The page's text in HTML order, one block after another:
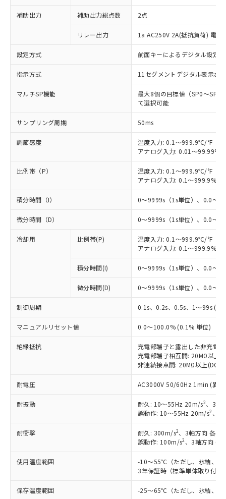
補助出力 補助出力総点数 2点
リレー出力 1a AC250V 2A(抵抗負荷) 電
設定方式 前面キーによるデジタル設定(
指示方式 11セグメントデジタル表示お
マルチSP機能
最大8個の目標値（SP0～SP7
て選択可能
サンプリング周期 50ms
調節感度
温度入力: 0.1～999.9℃/°F（
アナログ入力: 0.01～
比例帯（P）
温度入力: 0.1～999.9℃/°F（
アナログ入力: 0.1～999.9%FS
積分時間（I） 0～9999s（1s単位）、0.0～
微分時間（D） 0～9999s（1s単位）、0.0～
冷却用 比例帯(P)
温度入力: 0.1～999.9℃/°F（
アナログ入力: 0.1～999.9%FS
積分時間(I) 0～9999s（1s単位）、0.0～
微分時間(D) 0～9999s（1s単位）、0.0～
制御周期 0.1s、0.2s、0.5s、1～99s (1s
マニュアルリセット値 0.0～100.0% (0.1% 単位)
絶縁抵抗
充電部端子と露出した非充電
充電部端子相互間: 20MΩ以上
非連続接点間: 20MΩ以上
耐電圧 AC3000V 50/60Hz 1min (異極
耐振動 耐久: 10～55Hz 20m/s2、3軸
誤動作: 10～55Hz 20m/s2 、3
耐衝撃 耐久: 300m/s2、3軸方向 各3回
誤動作: 100m/s2 、3軸方向 各
使用温度範囲
-10～55℃（ただし、氷結、結
3年保証時（標準単体取り付
保存温度範囲 -25～65℃（ただし、氷結、結